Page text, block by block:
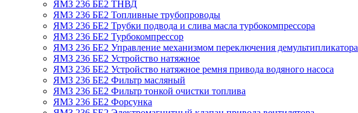
ЯМЗ 236 БЕ2 ТНВД
ЯМЗ 236 БЕ2 Топливные трубопроводы
ЯМЗ 236 БЕ2 Трубки подвода и слива масла турбокомпрессора
ЯМЗ 236 БЕ2 Турбокомпрессор
ЯМЗ 236 БЕ2 Управление механизмом переключения демультипликатора
ЯМЗ 236 БЕ2 Устройство натяжное
ЯМЗ 236 БЕ2 Устройство натяжное ремня привода водяного насоса
ЯМЗ 236 БЕ2 Фильтр масляный
ЯМЗ 236 БЕ2 Фильтр тонкой очистки топлива
ЯМЗ 236 БЕ2 Форсунка